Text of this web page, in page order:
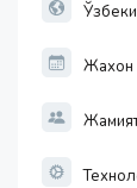
Жахон